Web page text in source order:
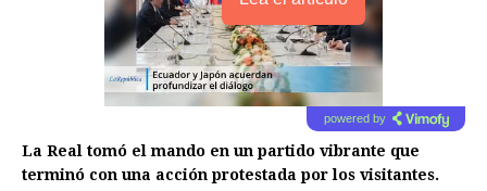
powered by
La Real tomó el mando en un partido vibrante que
terminó con una acción protestada por los visitantes.